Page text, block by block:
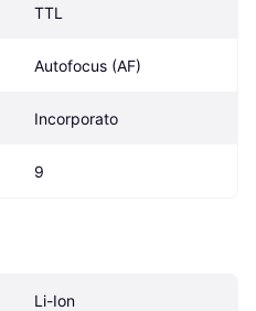
TTL
Autofocus (AF)
Incorporato
9
Li-Ion